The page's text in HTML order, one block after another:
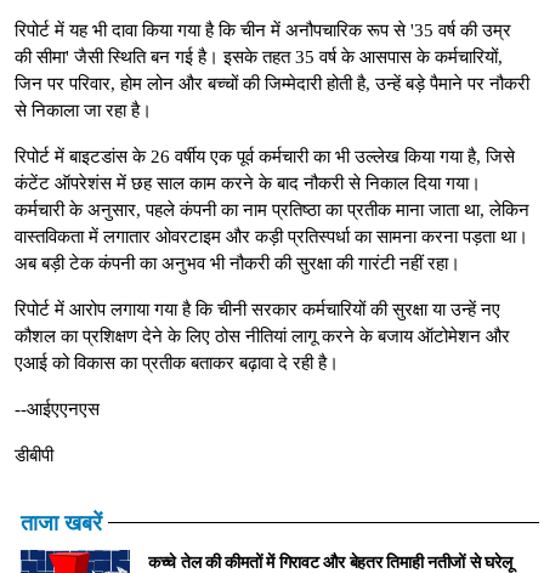
रिपोर्ट में यह भी दावा किया गया है कि चीन में अनौपचारिक रूप से '35 वर्ष की उम्र
की सीमा' जैसी स्थिति बन गई है। इसके तहत 35 वर्ष के आसपास के कर्मचारियों,
जिन पर परिवार, होम लोन और बच्चों की जिम्मेदारी होती है, उन्हें बड़े पैमाने पर नौकरी
से निकाला जा रहा है।
रिपोर्ट में बाइटडांस के 26 वर्षीय एक पूर्व कर्मचारी का भी उल्लेख किया गया है, जिसे
कंटेंट ऑपरेशंस में छह साल काम करने के बाद नौकरी से निकाल दिया गया।
कर्मचारी के अनुसार, पहले कंपनी का नाम प्रतिष्ठा का प्रतीक माना जाता था, लेकिन
वास्तविकता में लगातार ओवरटाइम और कड़ी प्रतिस्पर्धा का सामना करना पड़ता था।
अब बड़ी टेक कंपनी का अनुभव भी नौकरी की सुरक्षा की गारंटी नहीं रहा।
रिपोर्ट में आरोप लगाया गया है कि चीनी सरकार कर्मचारियों की सुरक्षा या उन्हें नए
कौशल का प्रशिक्षण देने के लिए ठोस नीतियां लागू करने के बजाय ऑटोमेशन और
एआई को विकास का प्रतीक बताकर बढ़ावा दे रही है।
--आईएएनएस
डीबीपी
ताजा खबरें
कच्चे तेल की कीमतों में गिरावट और बेहतर तिमाही नतीजों से घरेलू